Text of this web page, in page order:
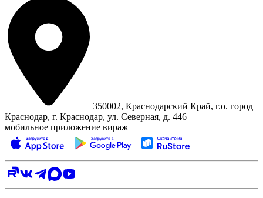
350002, Краснодарский Край, г.о. город
Краснодар, г. Краснодар, ул. Северная, д. 446
мобильное приложение вираж